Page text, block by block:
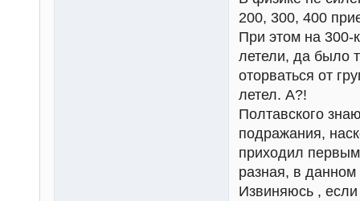
200, 300, 400
При этом на 300-
летели, да было
оторваться от
летел. А?!
Полтавского
подражания,
приходил
разная, в
Извиняюсь ,